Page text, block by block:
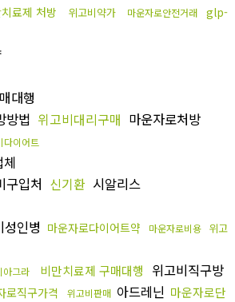
료제 처방 위고비약가 마운자로안전거래
glp-
대행
방법 위고비대리구매 마운자로처방
다이어트
체
구입처 신기환 시알리스
성인병 마운자로다이어트약 마운자로비용 위고
아그라 비만치료제 구매대행
위고비직구방
로직구가격 위고비판매 아드레닌 마운자로단